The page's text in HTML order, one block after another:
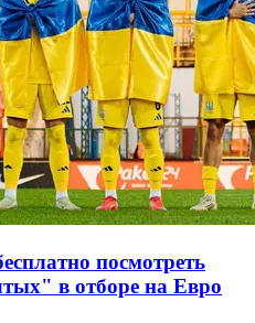
посмотреть
в отборе на Евро